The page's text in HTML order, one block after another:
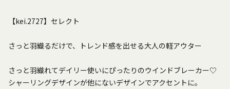
【kei.2727】セレクト
さっと羽織るだけで、トレンド感を出せる大人の軽アウター
さっと羽織れてデイリー使いにぴったりのウインドブレーカー♡
シャーリングデザインが他にないデザインでアクセントに。